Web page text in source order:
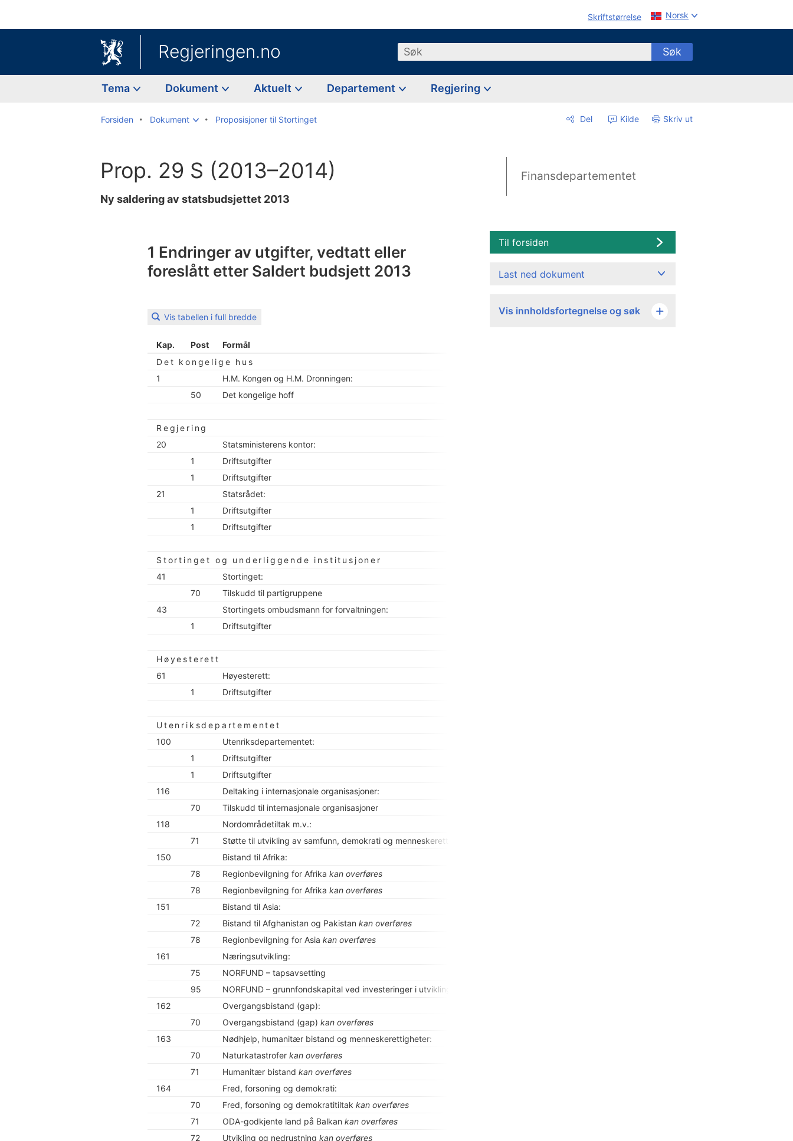
Skriftstørrelse Norsk
Regjeringen.no Søk Søk
Tema Dokument Aktuelt Departement Regjering
Forsiden Dokument Proposisjoner til Stortinget Del Kilde Skriv ut
Prop. 29 S (2013–2014)
Ny saldering av statsbudsjettet 2013
Finansdepartementet
1 Endringer av utgifter, vedtatt eller
foreslått etter Saldert budsjett 2013
Vis tabellen i full bredde
Kap. Post
Formål
Det kongelige hus
1
H.M. Kongen og H.M. Dronningen:
50
Det kongelige hoff
Regjering
20
Statsministerens kontor:
1
Driftsutgifter
1
Driftsutgifter
21
Statsrådet:
1
Driftsutgifter
1
Driftsutgifter
Stortinget og underliggende institusjoner
41
Stortinget:
70
Tilskudd til partigruppene
43
Stortingets ombudsmann for forvaltningen:
1
Driftsutgifter
Høyesterett
61
Høyesterett:
1
Driftsutgifter
Utenriksdepartementet
100
Utenriksdepartementet:
1
Driftsutgifter
1
Driftsutgifter
116
Deltaking i internasjonale organisasjoner:
70
Tilskudd til internasjonale organisasjoner
118
Nordområdetiltak m.v.:
71
Støtte til utvikling av samfunn, demokrati og menneskerettigheter mv.
150
Bistand til Afrika:
78
Regionbevilgning for Afrika kan overføres
78
Regionbevilgning for Afrika kan overføres
151
Bistand til Asia:
72
Bistand til Afghanistan og Pakistan kan overføres
78
Regionbevilgning for Asia kan overføres
161
Næringsutvikling:
75
NORFUND – tapsavsetting
95
NORFUND – grunnfondskapital ved investeringer i utviklingsland
162
Overgangsbistand (gap):
70
Overgangsbistand (gap) kan overføres
163
Nødhjelp, humanitær bistand og menneskerettigheter:
70
Naturkatastrofer kan overføres
71
Humanitær bistand kan overføres
164
Fred, forsoning og demokrati:
70
Fred, forsoning og demokratitiltak kan overføres
71
ODA-godkjente land på Balkan kan overføres
72
Utvikling og nedrustning kan overføres
Til forsiden
Last ned dokument
Vis innholdsfortegnelse og søk